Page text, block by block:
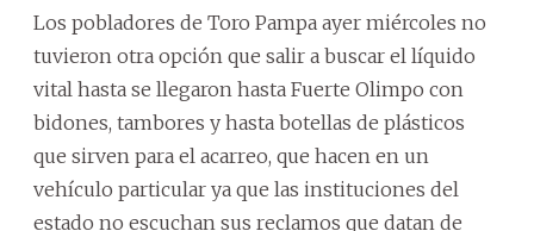
Los pobladores de Toro Pampa ayer miércoles no
tuvieron otra opción que salir a buscar el líquido
vital hasta se llegaron hasta Fuerte Olimpo con
bidones, tambores y hasta botellas de plásticos
que sirven para el acarreo, que hacen en un
vehículo particular ya que las instituciones del
estado no escuchan sus reclamos que datan de